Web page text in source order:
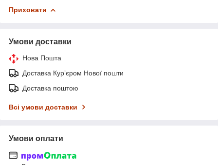
Приховати
Умови доставки
Нова Пошта
Доставка Курʼєром Нової пошти
Доставка поштою
Всі умови доставки
Умови оплати